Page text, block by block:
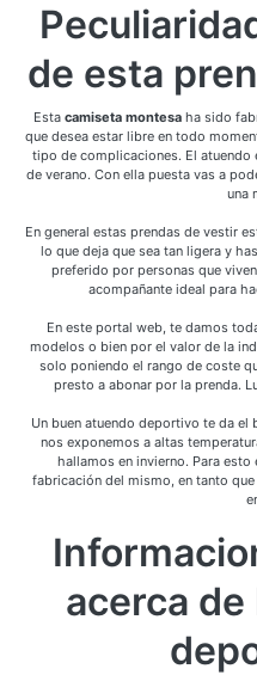
de esta
Esta camiseta montesa ha sido
que desea estar libre en todo
tipo de complicaciones. El
de verano. Con ella puesta vas a
una
En general estas prendas de vestir
lo que deja que sea tan ligera y
preferido por personas que
acompañante ideal para
En este portal web, te damos
modelos o bien por el valor de la
solo poniendo el rango de coste
presto a abonar por la prenda.
Un buen atuendo deportivo te da
nos exponemos a altas
hallamos en invierno. Para
fabricación del mismo, en tanto
acerca